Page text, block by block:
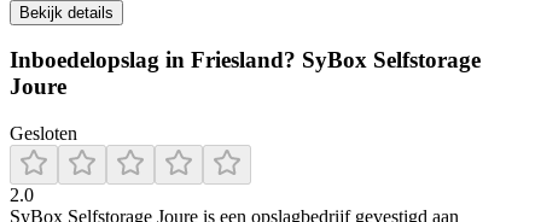
Bekijk details
Inboedelopslag in Friesland? SyBox Selfstorage
Joure
Gesloten
2.0
SyBox Selfstorage Joure is een opslagbedrijf gevestigd aan